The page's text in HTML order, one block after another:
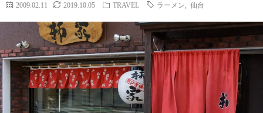
2009.02.11 2019.10.05 TRAVEL ラーメン 仙台